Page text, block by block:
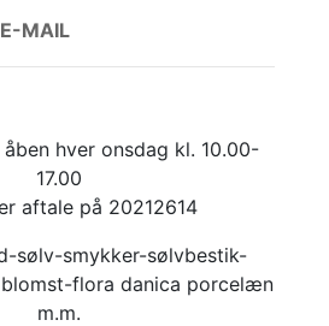
MAIL
hver onsdag kl. 10.00-
17.00
aftale på 20212614
sølv-smykker-sølvbestik-
flora danica porcelæn
m.m.